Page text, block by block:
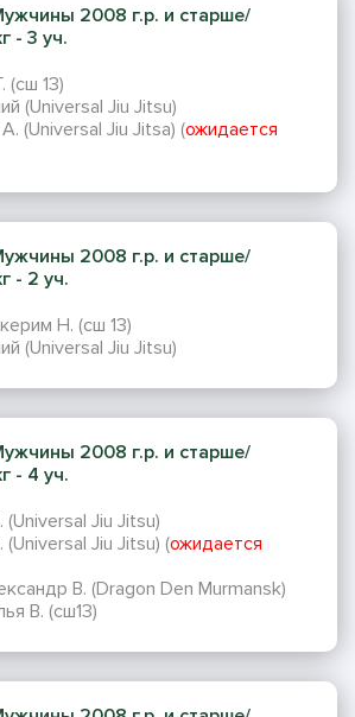
2008 г.р. и старше/
- 3 уч.
(сш 13)
(Universal Jiu Jitsu)
(Universal Jiu Jitsa) (ожидается
2008 г.р. и старше/
- 2 уч.
Н. (сш 13)
(Universal Jiu Jitsu)
2008 г.р. и старше/
- 4 уч.
Jiu Jitsu)
Jiu Jitsu) (ожидается
В. (Dragon Den Murmansk)
В. (сш13)